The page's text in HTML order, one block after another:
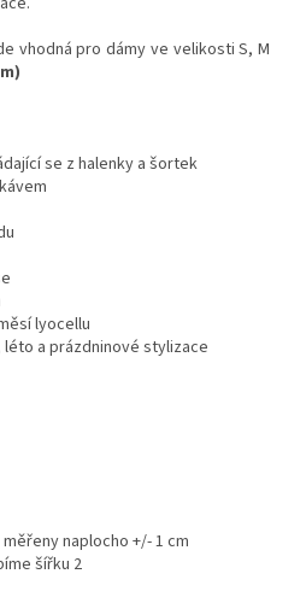
vhodná pro dámy ve velikosti S, M
se z halenky a šortek
lyocellu
léto a prázdninové stylizace
naplocho +/- 1 cm
šířku 2